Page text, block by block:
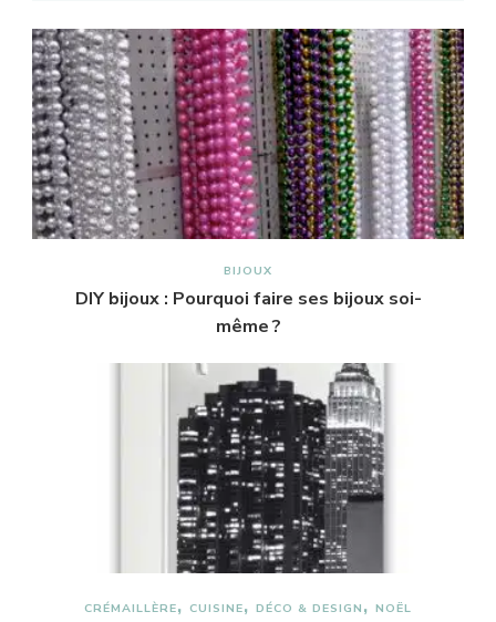
BIJOUX
DIY bijoux : Pourquoi faire ses bijoux soi-
même ?
CRÉMAILLÈRE CUISINE DÉCO & DESIGN NOËL